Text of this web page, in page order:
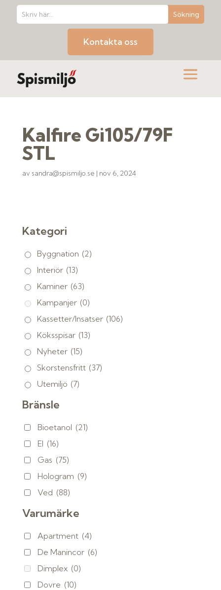
Kontakta oss
Kalfire Gi105/79F
STL
av sandra@spismiljo.se | nov 6, 2024
Kategori
Byggnation (2)
Interiör (13)
Kaminer (63)
Kampanjer (0)
Kassetter/Insatser (106)
Köksspisar (13)
Nyheter (15)
Skorstensfritt (37)
Utemiljö (7)
Bränsle
Bioetanol (21)
El (16)
Gas (75)
Hologram (9)
Ved (88)
Varumärke
Apartment (4)
De Manincor (6)
Dimplex (0)
Dovre (10)